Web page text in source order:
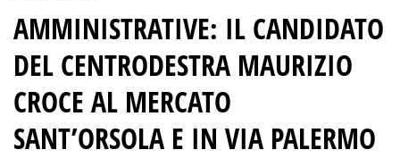
AMMINISTRATIVE: IL CANDIDATO
DEL CENTRODESTRA MAURIZIO
CROCE AL MERCATO
SANT’ORSOLA E IN VIA PALERMO